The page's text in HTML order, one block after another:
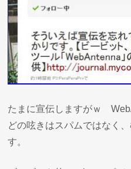
たまに宣伝しますがｗ
どの呟きはスパムではなく
す。